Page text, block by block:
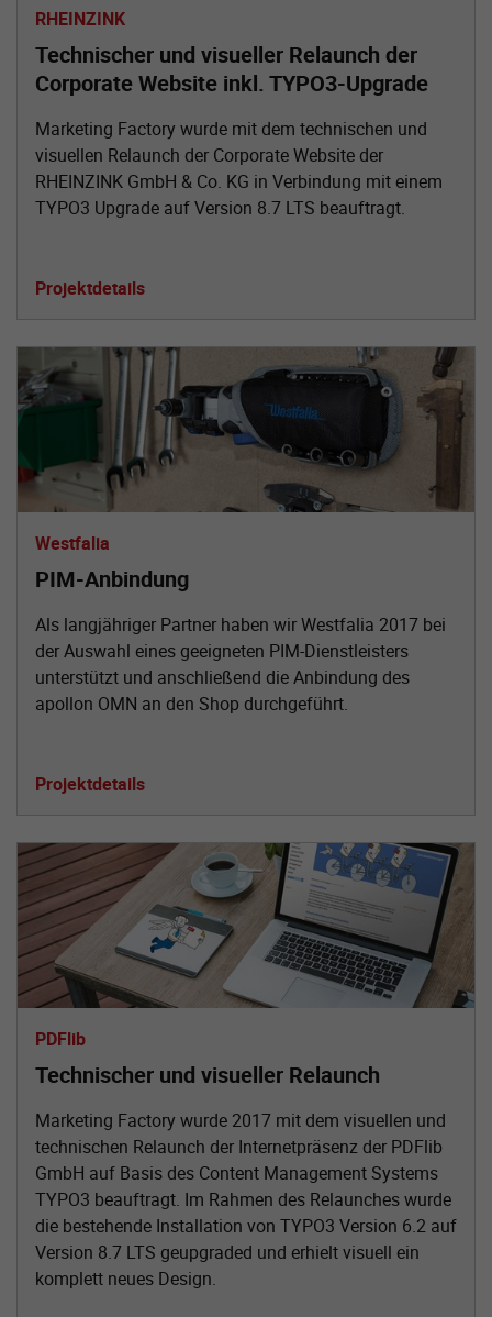
RHEINZINK
Technischer und visueller Relaunch der
Corporate Website inkl. TYPO3-Upgrade
Marketing Factory wurde mit dem technischen und
visuellen Relaunch der Corporate Website der
RHEINZINK GmbH & Co. KG in Verbindung mit einem
TYPO3 Upgrade auf Version 8.7 LTS beauftragt.
Projektdetails
Westfalia
PIM-Anbindung
Als langjähriger Partner haben wir Westfalia 2017 bei
der Auswahl eines geeigneten PIM-Dienstleisters
unterstützt und anschließend die Anbindung des
apollon OMN an den Shop durchgeführt.
Projektdetails
PDFlib
Technischer und visueller Relaunch
Marketing Factory wurde 2017 mit dem visuellen und
technischen Relaunch der Internetpräsenz der PDFlib
GmbH auf Basis des Content Management Systems
TYPO3 beauftragt. Im Rahmen des Relaunches wurde
die bestehende Installation von TYPO3 Version 6.2 auf
Version 8.7 LTS geupgraded und erhielt visuell ein
komplett neues Design.